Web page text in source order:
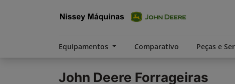
Equipamentos Comparativo Peças e
John Deere Forrageiras